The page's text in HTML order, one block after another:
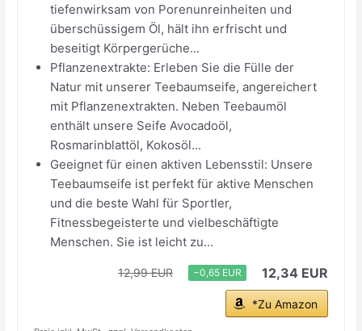
tiefenwirksam von Porenunreinheiten und
überschüssigem Öl, hält ihn erfrischt und
beseitigt Körpergerüche...
Pflanzenextrakte: Erleben Sie die Fülle der
Natur mit unserer Teebaumseife, angereichert
mit Pflanzenextrakten. Neben Teebaumöl
enthält unsere Seife Avocadoöl,
Rosmarinblattöl, Kokosöl...
Geeignet für einen aktiven Lebensstil: Unsere
Teebaumseife ist perfekt für aktive Menschen
und die beste Wahl für Sportler,
Fitnessbegeisterte und vielbeschäftigte
Menschen. Sie ist leicht zu...
12,99 EUR −0,65 EUR 12,34 EUR
*Zu Amazon